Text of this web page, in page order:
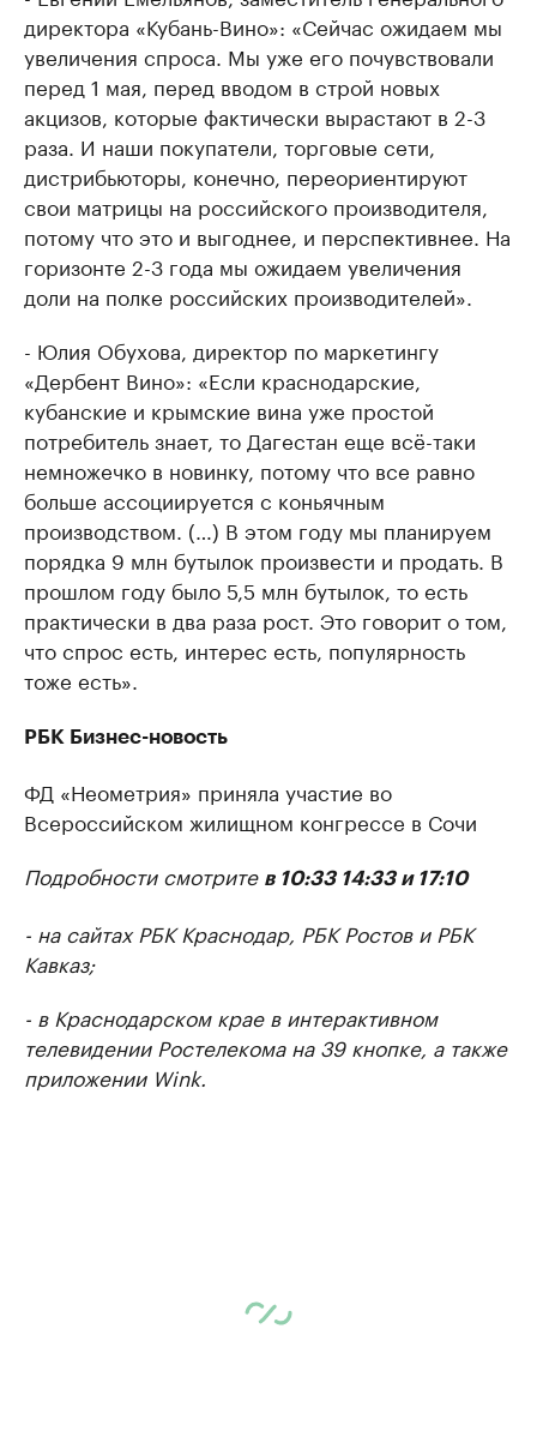
директора «Кубань-Вино»: «Сейчас ожидаем мы
увеличения спроса. Мы уже его почувствовали
перед 1 мая, перед вводом в строй новых
акцизов, которые фактически вырастают в 2-3
раза. И наши покупатели, торговые сети,
дистрибьюторы, конечно, переориентируют
свои матрицы на российского производителя,
потому что это и выгоднее, и перспективнее. На
горизонте 2-3 года мы ожидаем увеличения
доли на полке российских производителей».
- Юлия Обухова, директор по маркетингу
«Дербент Вино»: «Если краснодарские,
кубанские и крымские вина уже простой
потребитель знает, то Дагестан еще всё-таки
немножечко в новинку, потому что все равно
больше ассоциируется с коньячным
производством. (…) В этом году мы планируем
порядка 9 млн бутылок произвести и продать. В
прошлом году было 5,5 млн бутылок, то есть
практически в два раза рост. Это говорит о том,
что спрос есть, интерес есть, популярность
тоже есть».
РБК Бизнес-новость
ФД «Неометрия» приняла участие во
Всероссийском жилищном конгрессе в Сочи
Подробности смотрите в 10:33 14:33 и 17:10
- на сайтах РБК Краснодар, РБК Ростов и РБК
Кавказ;
- в Краснодарском крае в интерактивном
телевидении Ростелекома на 39 кнопке, а также
приложении Wink.